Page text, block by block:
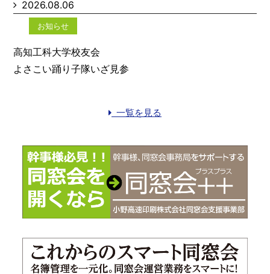
2026.08.06
お知らせ
高知工科大学校友会
よさこい踊り子隊いざ見参
一覧を見る